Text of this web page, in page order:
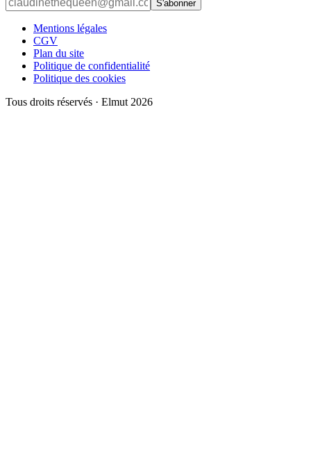
S'abonner
Mentions légales
CGV
Plan du site
Politique de confidentialité
Politique des cookies
Tous droits réservés · Elmut 2026